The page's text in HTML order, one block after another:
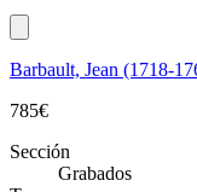
Barbault, Jean (1718-
785€
Sección
Grabados